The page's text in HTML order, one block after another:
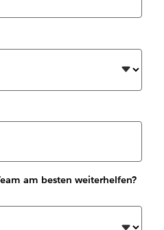
am besten weiterhelfen?